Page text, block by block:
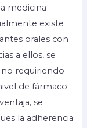
medicina
existe
orales con
a ellos, se
requiriendo
de fármaco
se
la adherencia